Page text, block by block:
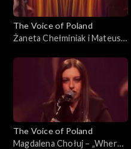
The Voice of Poland
Żaneta Chełminiak i Mateusz
Beautiful”, „The Voice of
Poland”, Live 2, 15 listopada
The Voice of Poland
Magdalena Chołuj – „Where